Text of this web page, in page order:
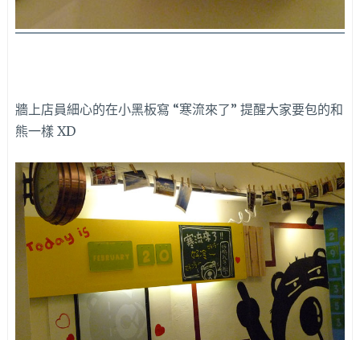
牆上店員細心的在小黑板寫 “寒流來了” 提醒大家要包的和
熊一樣 XD